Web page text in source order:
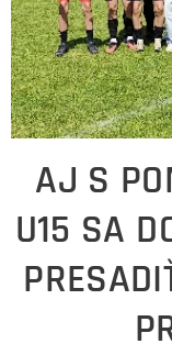
AJ S
U15 SA